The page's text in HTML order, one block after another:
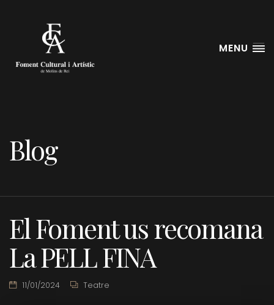
MENU
Blog
El Foment us recomana
La PELL FINA
11/01/2024 Teatre